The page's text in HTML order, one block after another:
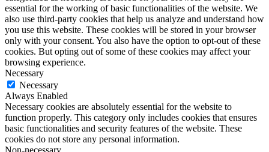
essential for the working of basic functionalities of the website. We
also use third-party cookies that help us analyze and understand how
you use this website. These cookies will be stored in your browser
only with your consent. You also have the option to opt-out of these
cookies. But opting out of some of these cookies may affect your
browsing experience.
Necessary
Necessary
Always Enabled
Necessary cookies are absolutely essential for the website to
function properly. This category only includes cookies that ensures
basic functionalities and security features of the website. These
cookies do not store any personal information.
Non-necessary